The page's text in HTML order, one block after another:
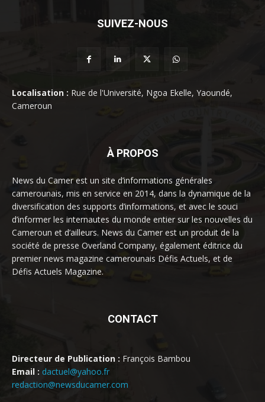
SUIVEZ-NOUS
Localisation : Rue de l'Université, Ngoa Ekelle, Yaoundé,
Cameroun
À PROPOS
News du Camer est un site d’informations générales
camerounais, mis en service en 2014, dans la dynamique de la
diversification des supports d’informations, et avec le souci
d’informer les internautes du monde entier sur les nouvelles du
Cameroun et d’ailleurs. News du Camer est un produit de la
société de presse Overland Company, également éditrice du
premier news magazine camerounais Défis Actuels, et de
Défis Actuels Magazine.
CONTACT
Directeur de Publication : François Bambou
Email : dactuel@yahoo.fr
redaction@newsducamer.com